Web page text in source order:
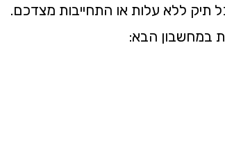
תיק ללא עלות או התחייבות מצדכם.
במחשבון הבא: